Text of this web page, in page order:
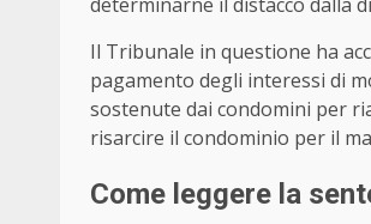
Il Tribunale in questione ha
pagamento degli interessi di
sostenute dai condomini per
risarcire il condominio per il
Come leggere la